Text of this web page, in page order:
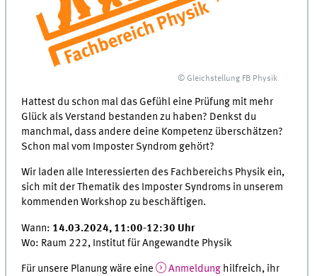
© Gleichstellung FB Physik
Hattest du schon mal das Gefühl eine Prüfung mit mehr
Glück als Verstand bestanden zu haben? Denkst du
manchmal, dass andere deine Kompetenz überschätzen?
Schon mal vom Imposter Syndrom gehört?
Wir laden alle Interessierten des Fachbereichs Physik ein,
sich mit der Thematik des Imposter Syndroms in unserem
kommenden Workshop zu beschäftigen.
Wann: 14.03.2024, 11:00-12:30 Uhr
Wo: Raum 222, Institut für Angewandte Physik
Für unsere Planung wäre eine Anmeldung hilfreich, ihr